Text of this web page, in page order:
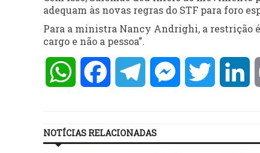
adequam às novas regras do STF para foro
Para a ministra Nancy Andrighi, a restrição
cargo e não a pessoa”.
WhatsAppFacebookTelegramMessengerTwitter
NOTÍCIAS RELACIONADAS